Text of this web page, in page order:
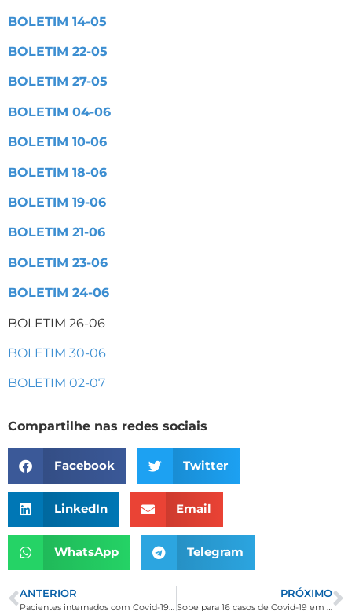
BOLETIM 14-05
BOLETIM 22-05
BOLETIM 27-05
BOLETIM 04-06
BOLETIM 10-06
BOLETIM 18-06
BOLETIM 19-06
BOLETIM 21-06
BOLETIM 23-06
BOLETIM 24-06
BOLETIM 26-06
BOLETIM 30-06
BOLETIM 02-07
Compartilhe nas redes sociais
Facebook Twitter
LinkedIn Email
WhatsApp Telegram
ANTERIOR PRÓXIMO